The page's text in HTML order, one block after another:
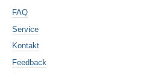
FAQ
Service
Kontakt
Feedback